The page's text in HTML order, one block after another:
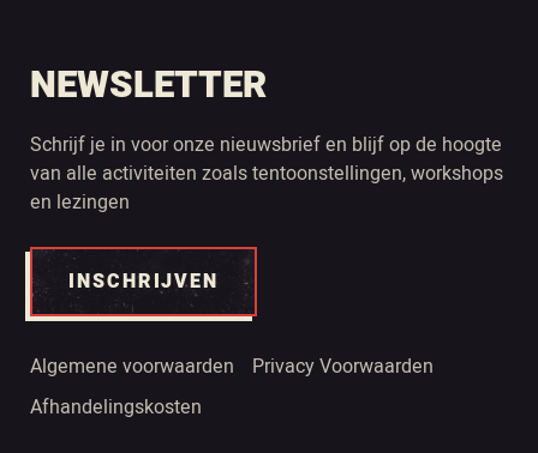
NEWSLETTER
Schrijf je in voor onze nieuwsbrief en blijf op de hoogte
van alle activiteiten zoals tentoonstellingen, workshops
en lezingen
INSCHRIJVEN
Algemene voorwaarden
Privacy Voorwaarden
Afhandelingskosten